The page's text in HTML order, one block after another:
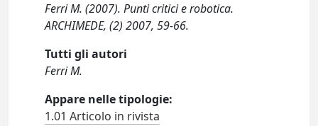
Ferri M. (2007). Punti critici e robotica.
ARCHIMEDE, (2) 2007, 59-66.
Tutti gli autori
Ferri M.
Appare nelle tipologie:
1.01 Articolo in rivista